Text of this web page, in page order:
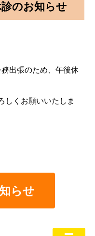
のお知らせ
出張のため、午後休
しくお願いいたしま
らせ